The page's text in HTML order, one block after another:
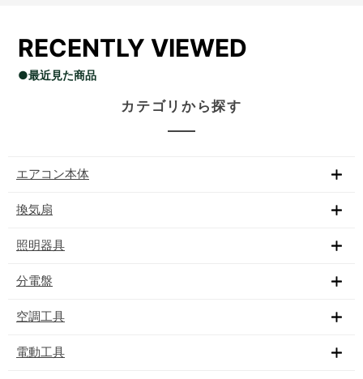
RECENTLY VIEWED
●最近見た商品
カテゴリから探す
エアコン本体
換気扇
照明器具
分電盤
空調工具
電動工具